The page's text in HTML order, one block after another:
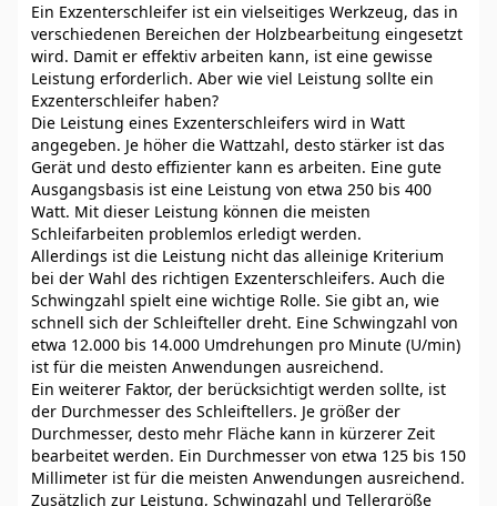
Ein Exzenterschleifer ist ein vielseitiges Werkzeug, das in
verschiedenen Bereichen der Holzbearbeitung eingesetzt
wird. Damit er effektiv arbeiten kann, ist eine gewisse
Leistung erforderlich. Aber wie viel Leistung sollte ein
Exzenterschleifer haben?
Die Leistung eines Exzenterschleifers wird in Watt
angegeben. Je höher die Wattzahl, desto stärker ist das
Gerät und desto effizienter kann es arbeiten. Eine gute
Ausgangsbasis ist eine Leistung von etwa 250 bis 400
Watt. Mit dieser Leistung können die meisten
Schleifarbeiten problemlos erledigt werden.
Allerdings ist die Leistung nicht das alleinige Kriterium
bei der Wahl des richtigen Exzenterschleifers. Auch die
Schwingzahl spielt eine wichtige Rolle. Sie gibt an, wie
schnell sich der Schleifteller dreht. Eine Schwingzahl von
etwa 12.000 bis 14.000 Umdrehungen pro Minute (U/min)
ist für die meisten Anwendungen ausreichend.
Ein weiterer Faktor, der berücksichtigt werden sollte, ist
der Durchmesser des Schleiftellers. Je größer der
Durchmesser, desto mehr Fläche kann in kürzerer Zeit
bearbeitet werden. Ein Durchmesser von etwa 125 bis 150
Millimeter ist für die meisten Anwendungen ausreichend.
Zusätzlich zur Leistung, Schwingzahl und Tellergröße